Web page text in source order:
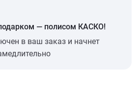
— полисом КАСКО!
в ваш заказ и начнет